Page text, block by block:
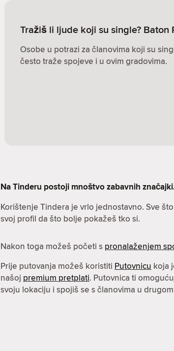
Tražiš li ljude koji su single? Baton
Osobe u potrazi za članovima koji su
često traže spojeve i u ovim gradovima.
Na Tinderu postoji mnoštvo zabavnih
Korištenje Tindera je vrlo jednostavno. Sve
svoj profil da što bolje pokažeš tko si.
Nakon toga možeš početi s pronalaženjem
Prije putovanja možeš koristiti Putovnicu koja
našoj premium pretplati. Putovnica ti
svoju lokaciju i spojiš se s članovima u